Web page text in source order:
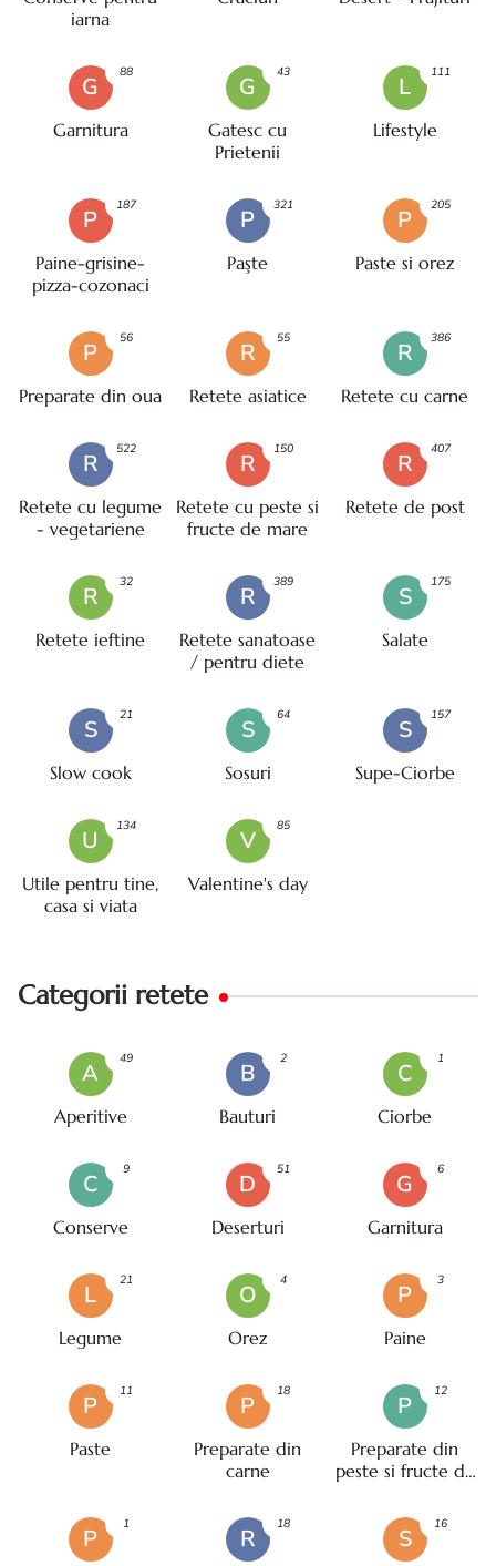
iarna
G
Garnitura
88
G
Gatesc cu
Prietenii
43
L
Lifestyle
111
P
Paine-grisine-
pizza-cozonaci
187
P
Paşte
321
P
Paste si orez
205
P
Preparate din oua
56
R
Retete asiatice
55
R
Retete cu carne
386
R
Retete cu legume
- vegetariene
522
R
Retete cu peste si
fructe de mare
150
R
Retete de post
407
R
Retete ieftine
32
R
Retete sanatoase
/ pentru diete
389
S
Salate
175
S
Slow cook
21
S
Sosuri
64
S
Supe-Ciorbe
157
U
Utile pentru tine,
casa si viata
134
V
Valentine's day
85
Categorii retete
A
Aperitive
49
B
Bauturi
2
C
Ciorbe
1
C
Conserve
9
D
Deserturi
51
G
Garnitura
6
L
Legume
21
O
Orez
4
P
Paine
3
P
Paste
11
P
Preparate din
carne
18
P
Preparate din
peste si fructe de
12
P
1
R
18
S
16